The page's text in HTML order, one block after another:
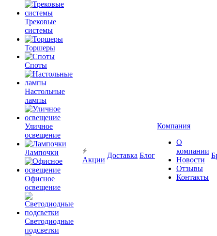
Трековые
системы
Торшеры
Споты
Настольные
лампы
Уличное
освещение
Лампочки
Офисное
освещение
Светодиодные
подсветки
Акции
Доставка Блог
Компания
О
компании
Новости
Отзывы
Контакты